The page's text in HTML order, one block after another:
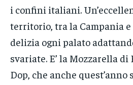
i confini italiani.
territorio, tra la Campania e
delizia ogni palato
svariate. E’ la Mozzarella di
Dop, che anche quest’anno